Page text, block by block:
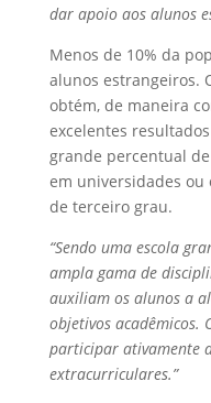
dar apoio aos alunos
Menos de 10% da
alunos estrangeiros.
obtém, de maneira
excelentes
grande percentual
em universidades
de terceiro grau.
“Sendo uma escola
ampla gama de
auxiliam os alunos a
objetivos acadêmicos.
participar ativamente
extracurriculares.”